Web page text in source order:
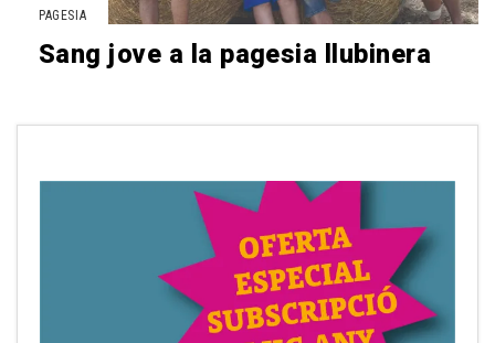
PAGESIA
Sang jove a la pagesia llubinera